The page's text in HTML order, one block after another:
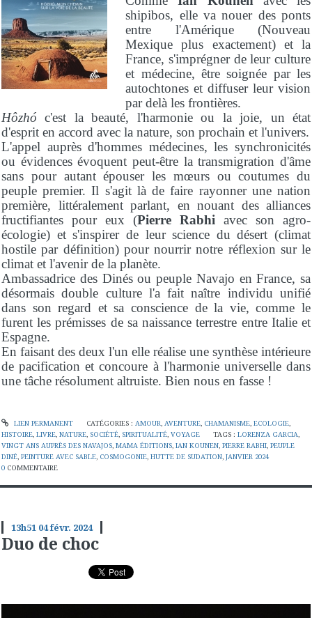
shipibos, elle va nouer des ponts
entre l'Amérique (Nouveau
Mexique plus exactement) et la
France, s'imprégner de leur culture
et médecine, être soignée par les
autochtones et diffuser leur vision
par delà les frontières.
Hôzhó c'est la beauté, l'harmonie ou la joie, un état
d'esprit en accord avec la nature, son prochain et l'univers.
L'appel auprès d'hommes médecines, les synchronicités
ou évidences évoquent peut-être la transmigration d'âme
sans pour autant épouser les mœurs ou coutumes du
peuple premier. Il s'agit là de faire rayonner une nation
première, littéralement parlant, en nouant des alliances
fructifiantes pour eux (Pierre Rabhi avec son agro-
écologie) et s'inspirer de leur science du désert (climat
hostile par définition) pour nourrir notre réflexion sur le
climat et l'avenir de la planète.
Ambassadrice des Dinés ou peuple Navajo en France, sa
désormais double culture l'a fait naître individu unifié
dans son regard et sa conscience de la vie, comme le
furent les prémisses de sa naissance terrestre entre Italie et
Espagne.
En faisant des deux l'un elle réalise une synthèse intérieure
de pacification et concoure à l'harmonie universelle dans
une tâche résolument altruiste. Bien nous en fasse !
LIEN PERMANENT CATÉGORIES : AMOUR, AVENTURE, CHAMANISME, ECOLOGIE,
HISTOIRE, LIVRE, NATURE, SOCIÉTÉ, SPIRITUALITÉ, VOYAGE TAGS :LORENZA GARCIA,
VINGT ANS AUPRÈS DES NAVAJOS, MAMA ÉDITIONS, IAN KOUNEN, PIERRE RABHI, PEUPLE
DINÉ, PEINTURE AVEC SABLE, COSMOGONIE, HUTTE DE SUDATION, JANVIER 2024
0 COMMENTAIRE
13h51 04févr. 2024
Duo de choc